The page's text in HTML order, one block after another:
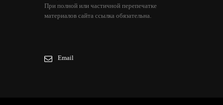
При полной или частичной перепечатке
материалов сайта ссылка обязательна.
Email